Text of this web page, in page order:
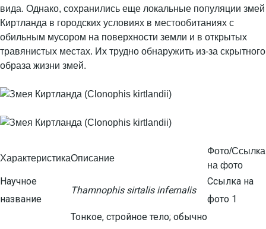
вида. Однако, сохранились еще локальные популяции змей
Киртланда в городских условиях в местообитаниях с
обильным мусором на поверхности земли и в открытых
травянистых местах. Их трудно обнаружить из-за скрытного
образа жизни змей.
ХарактеристикаОписание
Фото/Ссылка
на фото
Научное
название
Thamnophis sirtalis infernalis
Ссылка на
фото 1
Тонкое, стройное тело; обычно